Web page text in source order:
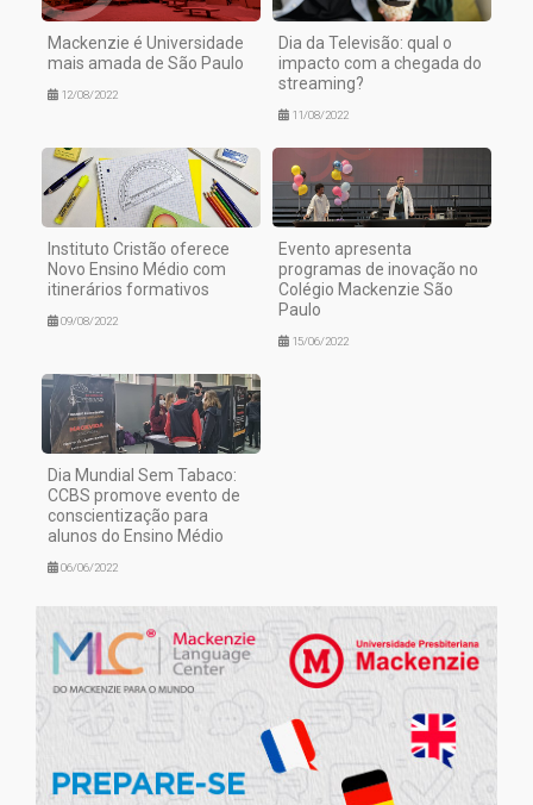
Mackenzie é Universidade
mais amada de São Paulo
12/08/2022
Dia da Televisão: qual o
impacto com a chegada do
streaming?
11/08/2022
Instituto Cristão oferece
Novo Ensino Médio com
itinerários formativos
09/08/2022
Evento apresenta
programas de inovação no
Colégio Mackenzie São
Paulo
15/06/2022
Dia Mundial Sem Tabaco:
CCBS promove evento de
conscientização para
alunos do Ensino Médio
06/06/2022